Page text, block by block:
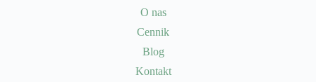
O nas
Cennik
Blog
Kontakt